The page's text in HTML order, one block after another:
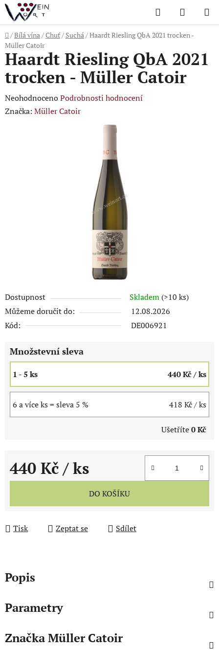
Přejít
na
obsah
Hledat
KOŠÍK
Domů
/Bílá vína/Chuť/ Suchá/Haardt Riesling QbA 2021 trocken -
Müller Catoir
Dostupnost Skladem (>10 ks)
Můžeme doručit do:
12.08.2026
Kód:
DE006921
Množstevní sleva
1 - 5 ks 440 Kč/ ks
6 a více ks = sleva 5 % 418 Kč/ ks
Ušetříte0 Kč
440 Kč / ks
Měrná cena:
DO KOŠÍKU
Tisk Zeptat se Sdílet
Haardt Riesling QbA 2021
trocken - Müller Catoir
Průměrné
hodnocení
NeohodnocenoPodrobnosti hodnocení
Značka: Müller Catoir
Popis
Parametry
ZnačkaMüller Catoir